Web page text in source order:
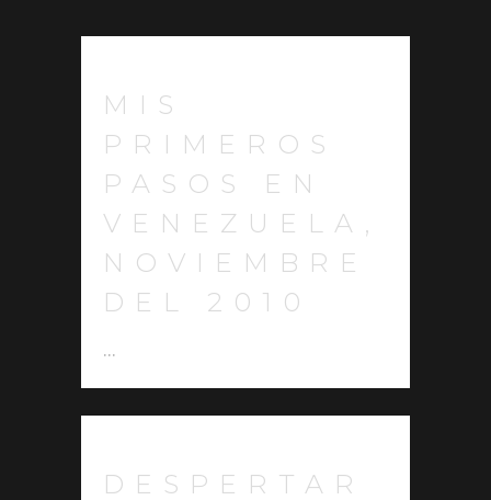
MIS
PRIMEROS
PASOS EN
VENEZUELA,
NOVIEMBRE
DEL 2010
...
DESPERTAR